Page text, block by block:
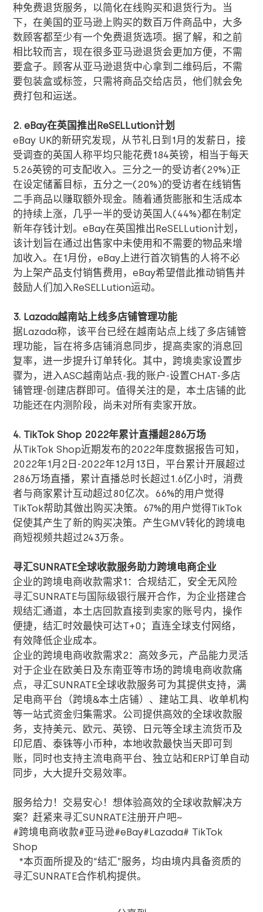
种免费退货服务，以简化在线购买和退货行为。当
下，在美国的亚马逊上购买的数百万件商品中，大多
数顾客都至少有一个免费退货选项。据了解，和之前
相比较而言，现在很多亚马逊退货会更加方便，不需
要盒子。顾客从亚马逊退货中心拿到二维码后，不需
要包装盒或标签，只需将商品交给店员，他们就会免
费打包和运送。
2. eBay在英国推出ReSELLution计划
eBay UK的新研究发现，从节礼日到 1月的发薪日，接
受调查的英国人称平均只能花费184英镑，相当于每天
5.26英镑的可支配收入。三分之一的受访者(29%)正
在设定储蓄目标，五分之一(20%)的受访者在线销售
二手商品以赚取额外现金。随着通货膨胀和生活成本
的持续上涨，几乎一半的受访英国人(44%)都在制定
新年存钱计划。eBay在英国推出ReSELLution计划，
该计划旨在通过出售家中未使用和不需要的物品来增
加收入。在1月份，eBay上进行首次销售的人将不必
为上架产品支付销售费用，eBay希望借此推动销售并
鼓励人们加入ReSELLution运动。
3. Lazada越南站上线多店铺管理功能
据Lazada称，该平台已经在越南站点上线了多店铺管
理功能，旨在将多店铺消息同步，提高卖家的消息回
复率，进一步提升订单转化。其中，跨境卖家设置步
骤为，进入ASC越南站点-我的账户-设置CHAT-多店
铺管理-创建店群即可。值得关注的是，本土店铺的此
功能还在内测阶段，尚未对所有卖家开放。
4. TikTok Shop 2022年累计直播超286万场
从TikTok Shop近期发布的2022年度数据报告可知，
2022年1月 2 日 -2022年12月 13 日，平台累计开展超过
286万场直播，累计直播总时长超过1.6亿小时，消费
者与商家累计互动超过80亿次。 66%的用户觉得
TikTok帮助其做出购买决策。 67%的用户觉得TikTok
促使其产生了新的购买决策。产生GMV转化的跨境电
商短视频共超过243万条。
寻汇SUNRATE全球收款服务助力跨境电商企业
企业的跨境电商收款需求1：合规结汇，安全无风险
寻汇SUNRATE与国际级银行展开合作，为企业搭建合
规结汇通道，本土店回款直接到卖家的账号内，操作
便捷，结汇时效最快可达T+0 ；直连全球支付网络，
有效降低企业成本。
企业的跨境电商收款需求2：高效多元，产品能力灵活
对于企业在欧美日及东南亚等市场的跨境电商收款痛
点，寻汇SUNRATE全球收款服务可为其提供支持，满
足电商平台（跨境&本土店铺）、建站工具、收单机构
等一站式资金归集需求。公司提供高效的全球收款服
务，支持美元、欧元、英镑、日元等全球主流货币及
印尼盾、泰铢等小币种，本地收款最快当天即可到
账，同时也支持主流电商平台、独立站和 ERP订单自动
同步，大大提升交易效率。
服务给力！交易安心！想体验高效的全球收款解决方
案？赶紧来寻汇SUNRATE注册开户吧~
#跨境电商收款#亚马逊#eBay#Lazada# TikTok
Shop
*本页面所提及的“结汇”服务，均由境内具备资质的
寻汇SUNRATE合作机构提供。